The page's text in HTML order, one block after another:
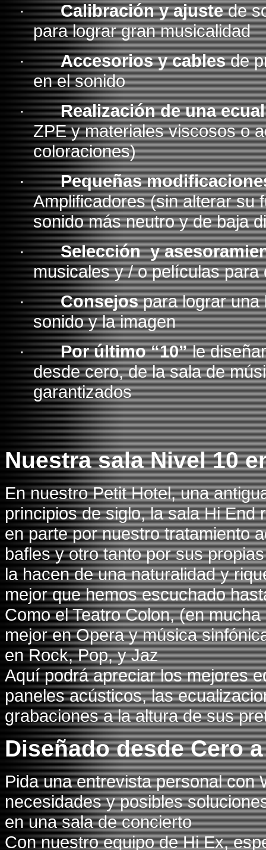
·
Calibración y ajustede
para lograr gran musicalidad
·
Accesorios y cablesde
en el sonido
·
Realización de una
ZPE y materiales viscosos o
coloraciones)
·
Pequeñas
Amplificadores (sin alterar su
sonido más neutro y de baja
·
Selección y
musicales y / o películas
·
Consejospara lograr una
sonido y la imagen
·
Por último “10”le
desde cero, de la sala de
garantizados
Nuestra sala Nivel 10
En nuestro Petit Hotel, una
principios de siglo, la sala Hi End
en parte por nuestro tratamiento
bafles y otro tanto por sus
la hacen de una naturalidad y
mejor que hemos escuchado
Como el Teatro Colon, (en
mejor en Opera y música
en Rock, Pop, y Jaz
Aquí podrá apreciar los mejores
paneles acústicos, las
grabaciones a la altura de sus
Diseñado desde Cero
Pida una entrevista personal con
necesidades y posibles
en una sala de concierto
Con nuestro equipo de Hi Ex,